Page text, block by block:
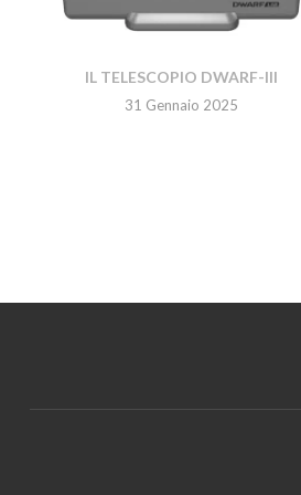
IL TELESCOPIO DWARF-III
31 Gennaio 2025